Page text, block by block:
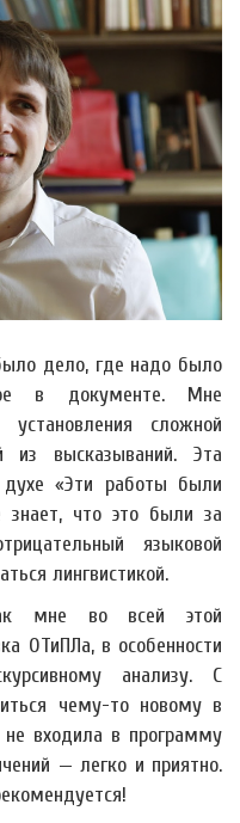
дело, где надо было
в документе. Мне
сложной
из высказываний. Эта
«Эти работы были
что это были за
языковой
лингвистикой.
мне во всей этой
ОТиПЛа, в особенности
анализу. С
чему-то новому в
не входила в программу
— легко и приятно.